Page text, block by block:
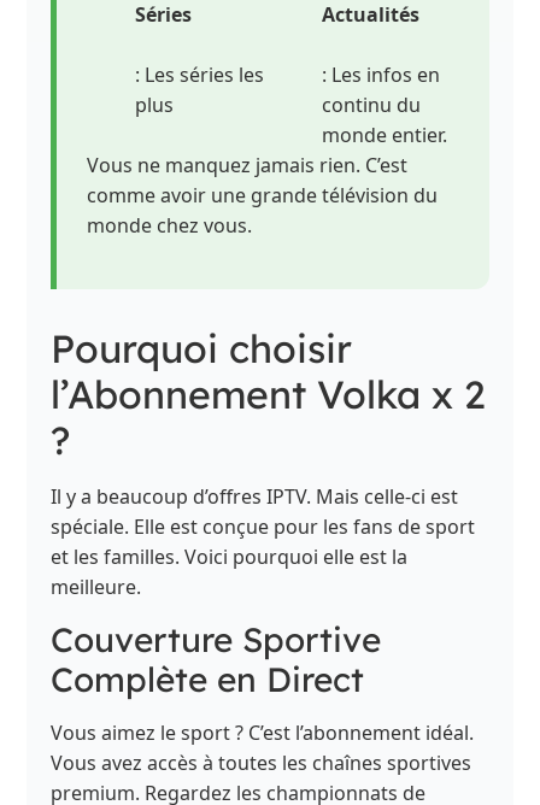
Séries
: Les séries les
plus
Actualités
: Les infos en
continu du
monde entier.
Vous ne manquez jamais rien. C’est
comme avoir une grande télévision du
monde chez vous.
Pourquoi choisir
l’Abonnement Volka x 2
?
Il y a beaucoup d’offres IPTV. Mais celle-ci est
spéciale. Elle est conçue pour les fans de sport
et les familles. Voici pourquoi elle est la
meilleure.
Couverture Sportive
Complète en Direct
Vous aimez le sport ? C’est l’abonnement idéal.
Vous avez accès à toutes les chaînes sportives
premium. Regardez les championnats de